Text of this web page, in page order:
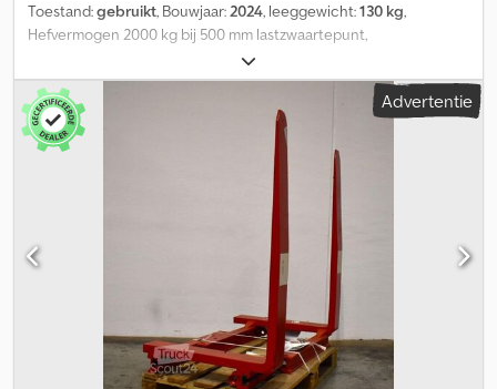
Toestand:gebruikt, Bouwjaar:2024, leeggewicht:130 kg,
Hefvermogen 2000 kg bij 500 mm lastzwaartepunt,
vorkdoorsnede 110 x 45 mm, vorklengte: 1200 mm, ophanging:
FEM2A. NIEUWE Vetter vorken met een roestvrijstalen coating
rond het vorkblad, geschikt voor alle EX-zones. Basis
vorkdoorsnede: 110x45 mm. Vorklengte: 1200 mm. Ophanging: 2A.
Vorkdoorsnede inclusief coating: ca. 122x57 mm, vorklengte: 1200
mm, lastzwaartepunt: 500. Cjdpfx Asw Ux Hqeflerf
Advertentie